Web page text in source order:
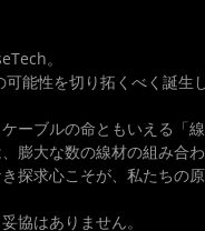
。
能性を切り拓くべく誕生
ーブルの命ともいえる「
膨大な数の線材の組み合
探求心こそが、私たちの
協はありません。